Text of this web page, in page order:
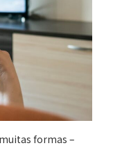
formas –